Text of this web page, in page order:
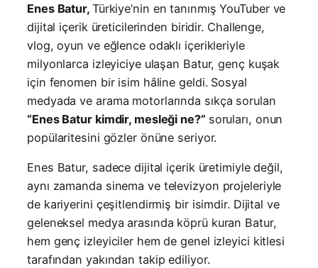
Enes Batur, Türkiye’nin en tanınmış YouTuber ve
dijital içerik üreticilerinden biridir. Challenge,
vlog, oyun ve eğlence odaklı içerikleriyle
milyonlarca izleyiciye ulaşan Batur, genç kuşak
için fenomen bir isim hâline geldi. Sosyal
medyada ve arama motorlarında sıkça sorulan
“Enes Batur kimdir, mesleği ne?” soruları, onun
popülaritesini gözler önüne seriyor.
Enes Batur, sadece dijital içerik üretimiyle değil,
aynı zamanda sinema ve televizyon projeleriyle
de kariyerini çeşitlendirmiş bir isimdir. Dijital ve
geleneksel medya arasında köprü kuran Batur,
hem genç izleyiciler hem de genel izleyici kitlesi
tarafından yakından takip ediliyor.